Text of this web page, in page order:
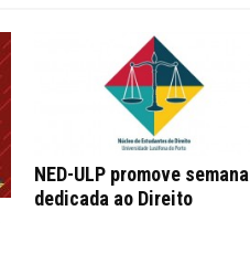
NED-ULP promove semana
dedicada ao Direito